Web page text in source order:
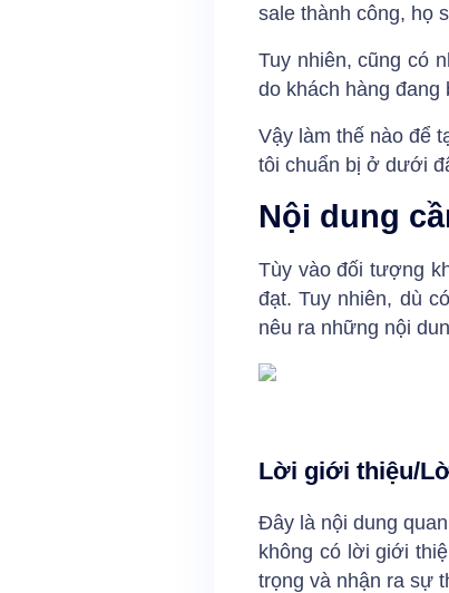
sale thành công, họ
Tuy nhiên, cũng có
do khách hàng
Vậy làm thế nào để
tôi chuẩn bị ở dưới
Nội dung
Tùy vào đối tượng
đạt. Tuy nhiên, dù
nêu ra những nội
Lời giới thiệu/
Đây là nội dung
không có lời giới
trọng và nhận ra sự